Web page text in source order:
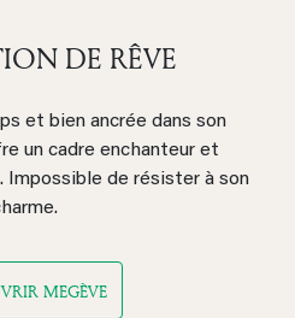
DE RÊVE
et bien ancrée dans son
un cadre enchanteur et
Impossible de résister à son
MEGÈVE